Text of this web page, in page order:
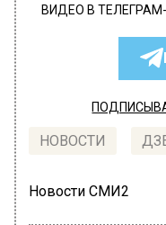
ВИДЕО В
НОВОСТИ
Новости СМИ2